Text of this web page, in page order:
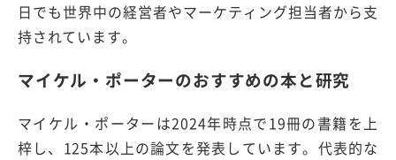
日でも世界中の経営者やマーケティング担当者から支
持されています。
マイケル・ポーターのおすすめの本と研究
マイケル・ポーターは2024年時点で19冊の書籍を上
梓し、125本以上の論文を発表しています。代表的な